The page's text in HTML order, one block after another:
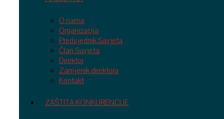
O nama
Organizacija
Predsjednik Savjeta
Član Savjeta
Direktor
Zamjenik direktora
Kontakt
ZAŠTITA KONKURENCIJE